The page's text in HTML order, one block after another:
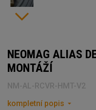
NEOMAG ALIAS
MONTÁŽÍ
NM-AL-RCVR-HMT-V2
kompletní popis